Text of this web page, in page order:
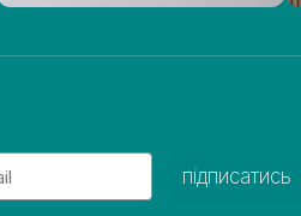
підписатись